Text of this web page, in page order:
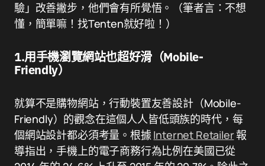
驗」改善撇步，他們會有所覺悟。（筆者言：不想
懂，簡單嘛！找Tenten就好啦！）
1.用手機瀏覽網站也超好滑（Mobile-
Friendly）
就算不是購物網站，行動裝置友善設計（Mobile-
Friendly）的觀念在這個人人皆低頭族的時代，每
個網站設計都必須考量。根據 Internet Retailer報
導指出，手機上的電子商務行為比例在美國已從